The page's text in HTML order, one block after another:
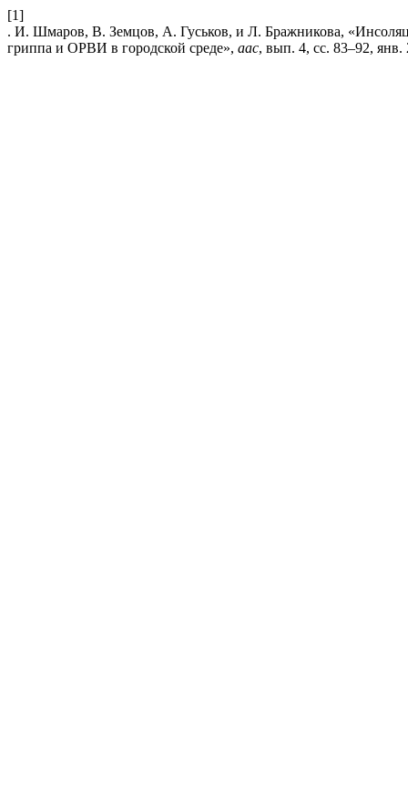
[1]
. И. Шмаров, В. Земцов, А. Гуськов, и Л. Бражникова,
гриппа и ОРВИ в городской среде», aac, вып. 4, сс. 83–92, янв.